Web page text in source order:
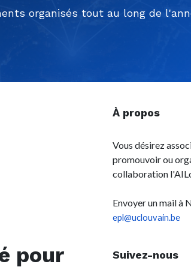
organisés tout au long de
pour
À propos
Vous désirez
promouvoir ou
collaboration
Envoyer un mail à
epl@uclouvain.be
Suivez-nous